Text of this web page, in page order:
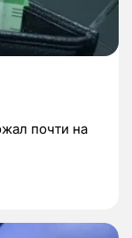
почти на